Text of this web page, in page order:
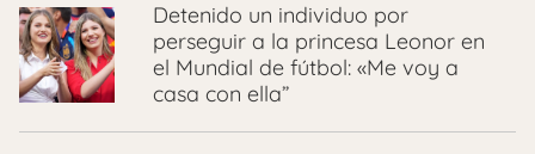
Detenido un individuo por
perseguir a la princesa Leonor en
el Mundial de fútbol: «Me voy a
casa con ella”